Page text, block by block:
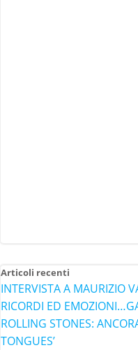
Articoli recenti
INTERVISTA A MAURIZIO
RICORDI ED
ROLLING STONES:
TONGUES’